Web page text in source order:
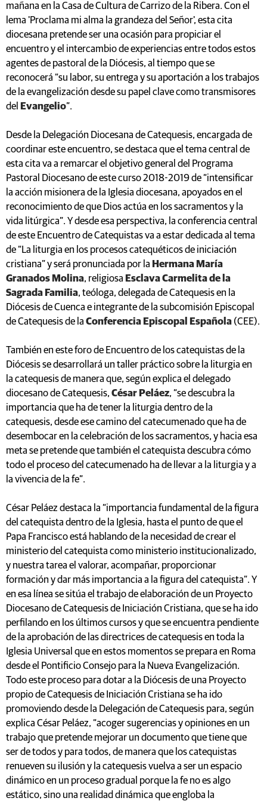
mañana en la Casa de Cultura de Carrizo de la Ribera. Con el
lema 'Proclama mi alma la grandeza del Señor', esta cita
diocesana pretende ser una ocasión para propiciar el
encuentro y el intercambio de experiencias entre todos estos
agentes de pastoral de la Diócesis, al tiempo que se
reconocerá “su labor, su entrega y su aportación a los trabajos
de la evangelización desde su papel clave como transmisores
del
Evangelio”.
Desde la Delegación Diocesana de Catequesis, encargada de
coordinar este encuentro, se destaca que el tema central de
esta cita va a remarcar el objetivo general del Programa
Pastoral Diocesano de este curso 2018-2019 de “intensificar
la acción misionera de la Iglesia diocesana, apoyados en el
reconocimiento de que Dios actúa en los sacramentos y la
vida litúrgica”. Y desde esa perspectiva, la conferencia central
de este Encuentro de Catequistas va a estar dedicada al tema
de “La liturgia en los procesos catequéticos de iniciación
cristiana” y será pronunciada por la Hermana María
Granados Molina, religiosa Esclava Carmelita de la
Sagrada Familia, teóloga, delegada de Catequesis en la
Diócesis de Cuenca e integrante de la subcomisión Episcopal
de Catequesis de la Conferencia Episcopal Española (CEE).
También en este foro de Encuentro de los catequistas de la
Diócesis se desarrollará un taller práctico sobre la liturgia en
la catequesis de manera que, según explica el delegado
diocesano de Catequesis, César Peláez, “se descubra la
importancia que ha de tener la liturgia dentro de la
catequesis, desde ese camino del catecumenado que ha de
desembocar en la celebración de los sacramentos, y hacia esa
meta se pretende que también el catequista descubra cómo
todo el proceso del catecumenado ha de llevar a la liturgia y a
la vivencia de la fe”.
César Peláez destaca la “importancia fundamental de la figura
del catequista dentro de la Iglesia, hasta el punto de que el
Papa Francisco está hablando de la necesidad de crear el
ministerio del catequista como ministerio institucionalizado,
y nuestra tarea el valorar, acompañar, proporcionar
formación y dar más importancia a la figura del catequista”. Y
en esa línea se sitúa el trabajo de elaboración de un Proyecto
Diocesano de Catequesis de Iniciación Cristiana, que se ha ido
perfilando en los últimos cursos y que se encuentra pendiente
de la aprobación de las directrices de catequesis en toda la
Iglesia Universal que en estos momentos se prepara en Roma
desde el Pontificio Consejo para la Nueva Evangelización.
Todo este proceso para dotar a la Diócesis de una Proyecto
propio de Catequesis de Iniciación Cristiana se ha ido
promoviendo desde la Delegación de Catequesis para, según
explica César Peláez, “acoger sugerencias y opiniones en un
trabajo que pretende mejorar un documento que tiene que
ser de todos y para todos, de manera que los catequistas
renueven su ilusión y la catequesis vuelva a ser un espacio
dinámico en un proceso gradual porque la fe no es algo
estático, sino una realidad dinámica que engloba la